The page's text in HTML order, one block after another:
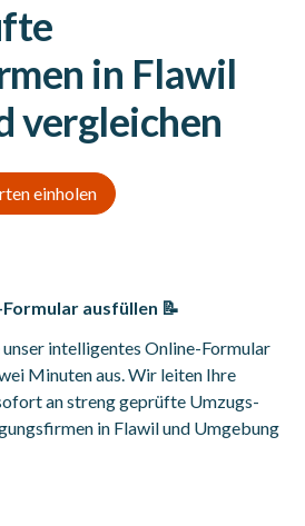
in Flawil
vergleichen
einholen
ausfüllen 📝
unser intelligentes Online-Formular
Minuten aus. Wir leiten Ihre
an streng geprüfte Umzugs-
in Flawil und Umgebung